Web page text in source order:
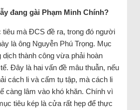
đang gài Phạm Minh Chính?
tiêu mà ĐCS đề ra, trong đó người
là ông Nguyễn Phú Trọng. Mục
thành công vừa phải hoàn
Đây là hai vấn đề mâu thuẫn, nếu
cách li và cấm tụ tập, mà cách li
càng lâm vào khó khăn. Chính vì
tiêu kép là cửa rất hẹp để thực